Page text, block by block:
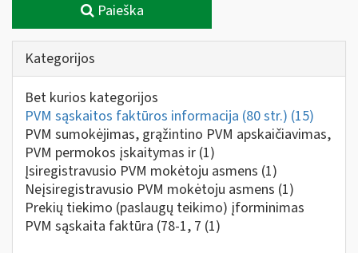
Paieška
Kategorijos
Bet kurios kategorijos
PVM sąskaitos faktūros informacija (80 str.) (15)
PVM sumokėjimas, grąžintino PVM apskaičiavimas,
PVM permokos įskaitymas ir (1)
Įsiregistravusio PVM mokėtoju asmens (1)
Neįsiregistravusio PVM mokėtoju asmens (1)
Prekių tiekimo (paslaugų teikimo) įforminimas
PVM sąskaita faktūra (78-1, 7 (1)